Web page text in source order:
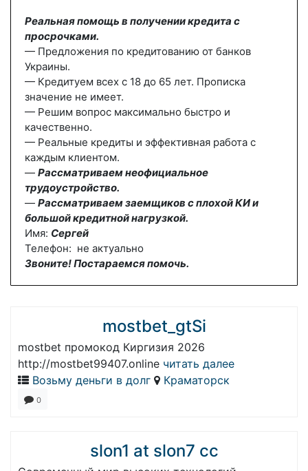
Реальная помощь в получении кредита с
просрочками.
— Предложения по кредитованию от банков
Украины.
— Кредитуем всех с 18 до 65 лет. Прописка
значение не имеет.
— Решим вопрос максимально быстро и
качественно.
— Реальные кредиты и эффективная работа с
каждым клиентом.
— Рассматриваем неофициальное
трудоустройство.
— Рассматриваем заемщиков с плохой КИ и
большой кредитной нагрузкой.
Имя: Сергей
Телефон: не актуально
Звоните! Постараемся помочь.
mostbet_gtSi
mostbet промокод Киргизия 2026
http://mostbet99407.online читать далее
Возьму деньги в долг
Краматорск
0
slon1 at slon7 cc